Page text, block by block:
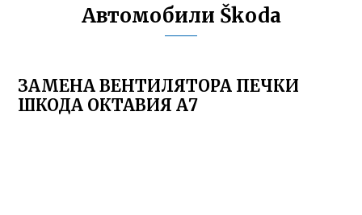
Автомобили Škoda
ЗАМЕНА ВЕНТИЛЯТОРА ПЕЧКИ
ШКОДА ОКТАВИЯ А7